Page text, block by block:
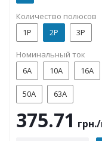
Количество полюсов
1P
2P 3P
Номинальный ток
6А
10А 16А
50А 63А
375.71 грн.